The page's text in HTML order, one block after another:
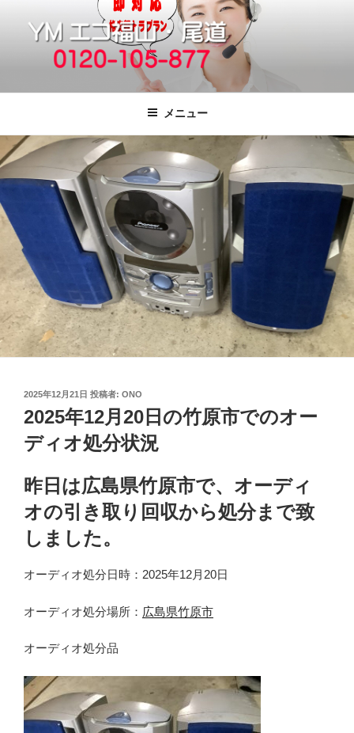
ッ
プ
福山市で格安の不用品回収、買取、処
分は粗大ごみ処分、廃品回収も対応の
YMエコ福山営業所へ。
引っ越しゴミ・粗大ゴミの片付けをいたします
メニュー
投
日:
2025年12月21日 投稿者: ONO
2025年12月20日の竹原市でのオー
ディオ処分状況
昨日は広島県竹原市で、オーディ
オの引き取り回収から処分まで致
しました。
オーディオ処分日時：2025年12月20日
オーディオ処分場所： 広島県竹原市
オーディオ処分品